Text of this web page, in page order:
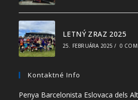
LETNÝ ZRAZ 2025
25. FEBRUÁRA 2025 / 0
Kontaktné Info
Penya Barcelonista Eslovaca dels